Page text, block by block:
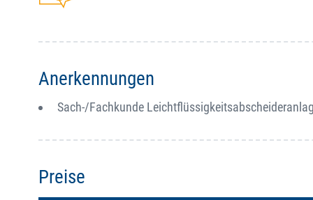
Anerkennungen
Sach-/Fachkunde
Preise